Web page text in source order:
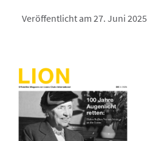
Veröffentlicht am 27. Juni 2025